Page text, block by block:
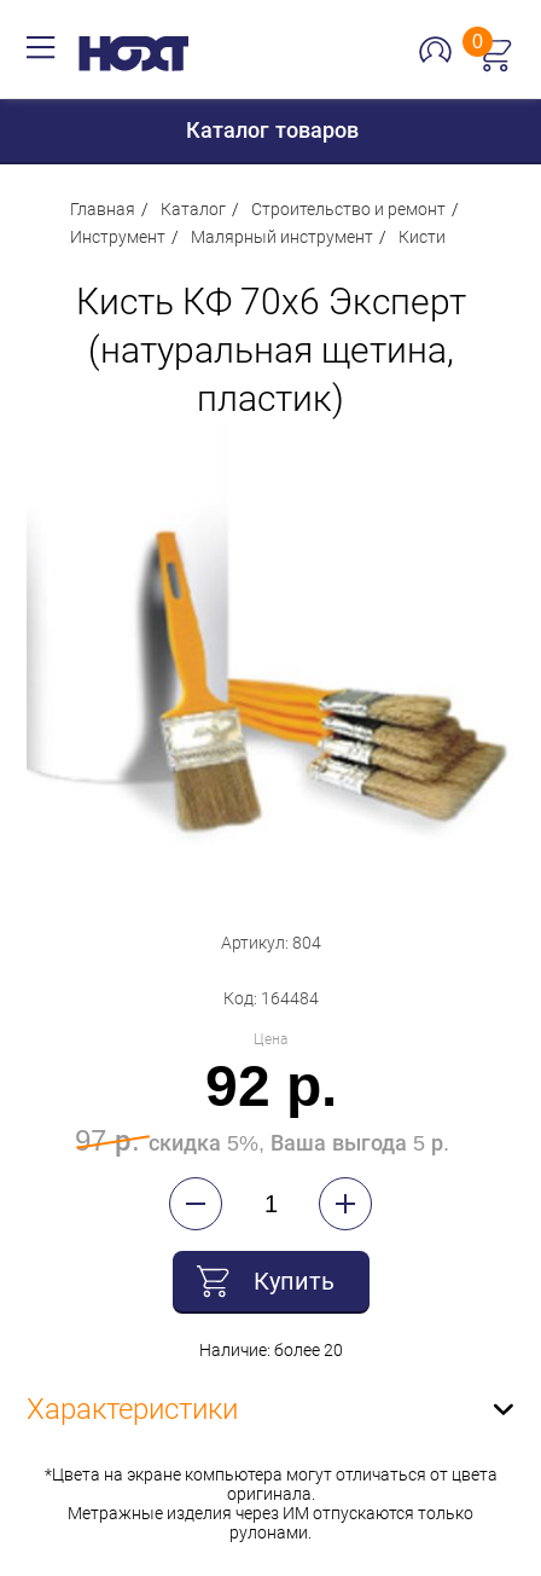
0
Каталог товаров
Для кухни
Сантехника
Для дачи и отдыха
Бытовая техника
Обувь для дома и дачи
Главная Каталог
Строительство и ремонт
Инструмент
Малярный инструмент Кисти
Кисть КФ 70х6 Эксперт
(натуральная щетина,
пластик)
Артикул: 804
Код: 164484
Цена
92 р.
97 р.скидка 5%, Ваша выгода 5 р.
Купить
Наличие: более 20
Характеристики
*Цвета на экране компьютера могут отличаться от цвета
оригинала.
Метражные изделия через ИМ отпускаются только
рулонами.